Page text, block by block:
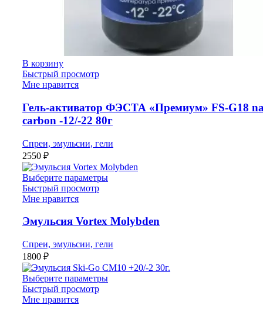
В корзину
Быстрый просмотр
Мне нравится
Гель-активатор ФЭСТА «Премиум» FS-G18
carbon -12/-22 80г
Спреи, эмульсии, гели
2550 ₽
Выберите параметры
Быстрый просмотр
Мне нравится
Эмульсия Vortex Molybden
Спреи, эмульсии, гели
1800 ₽
Выберите параметры
Быстрый просмотр
Мне нравится